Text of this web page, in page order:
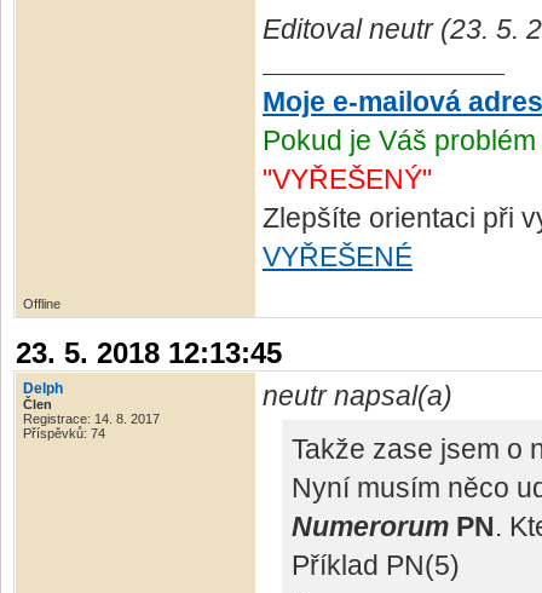
Editoval neutr (23. 5.
Moje e-mailová
Pokud je Váš
"VYŘEŠENÝ"
Zlepšíte orientaci při
VYŘEŠENÉ
Offline
23. 5. 2018 12:13:45
Delph
Člen
Registrace: 14. 8. 2017
Příspěvků: 74
neutr napsal(a)
Takže zase jsem o
Nyní musím něco
Numerorum PN.
Příklad PN(5)